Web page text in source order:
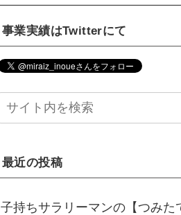
事業実績はTwitterにて
最近の投稿
子持ちサラリーマンの【つみた